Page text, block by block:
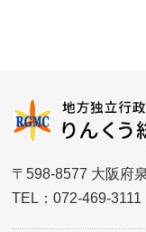
〒598-8577 大阪府
TEL：072-469-3111